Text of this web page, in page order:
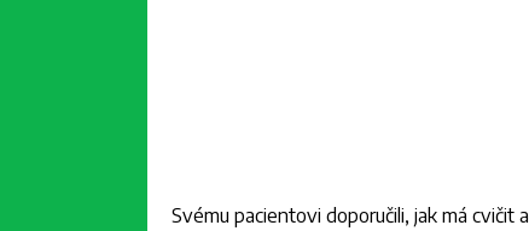
Svému pacientovi doporučili, jak má cvičit